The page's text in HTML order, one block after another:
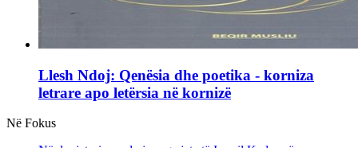
Llesh Ndoj: Qenësia dhe poetika - korniza
letrare apo letërsia në kornizë
Në Fokus